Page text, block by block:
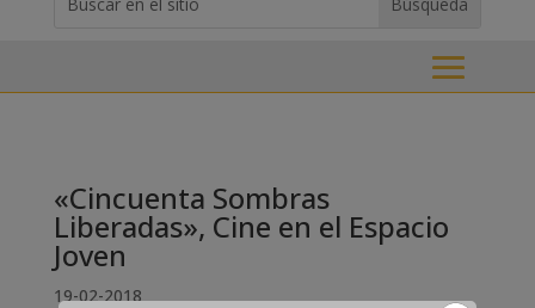
for...
«Cincuenta Sombras
Liberadas», Cine en el Espacio
Joven
19-02-2018